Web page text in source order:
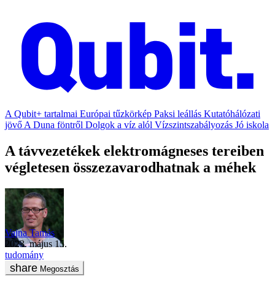
A Qubit+ tartalmai Európai tűzkörkép Paksi leállás Kutatóhálózati
jövő A Duna föntről Dolgok a víz alól Vízszintszabályozás Jó iskola
A távvezetékek elektromágneses tereiben
végletesen összezavarodhatnak a méhek
Vajna Tamás
2023. május 15.
tudomány
Megosztás